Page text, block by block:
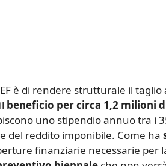
è di rendere strutturale il taglio
beneficio per circa 1,2 milioni
uno stipendio annuo tra i
del reddito imponibile. Come ha
finanziarie necessarie per